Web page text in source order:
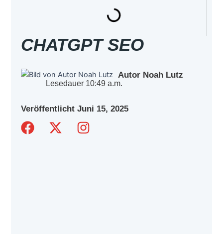
CHATGPT SEO
Autor Noah Lutz
Lesedauer 10:49 a.m.
Veröffentlicht Juni 15, 2025
F
X
I